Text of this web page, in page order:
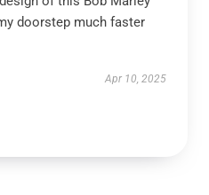
doorstep much faster
Apr 10, 2025